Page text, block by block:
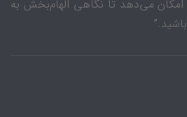
می‌دهد تا نگاهی الهام‌بخش به